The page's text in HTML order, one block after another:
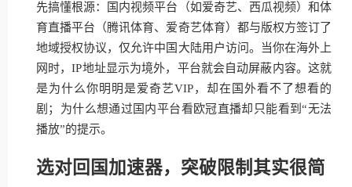
先搞懂根源：国内视频平台（如爱奇艺、西瓜视频）和体
育直播平台（腾讯体育、爱奇艺体育）都与版权方签订了
地域授权协议，仅允许中国大陆用户访问。当你在海外上
网时，IP地址显示为境外，平台就会自动屏蔽内容。这就
是为什么你明明是爱奇艺VIP，却在国外看不了想看的
剧；为什么想通过国内平台看欧冠直播却只能看到“无法
播放”的提示。
选对回国加速器，突破限制其实很简